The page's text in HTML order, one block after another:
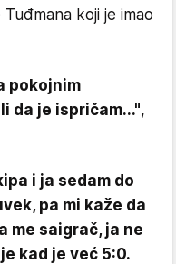
koji je imao
pokojnim
da je ispričam...",
i ja sedam do
pa mi kaže da
me saigrač, ja ne
kad je već 5:0.